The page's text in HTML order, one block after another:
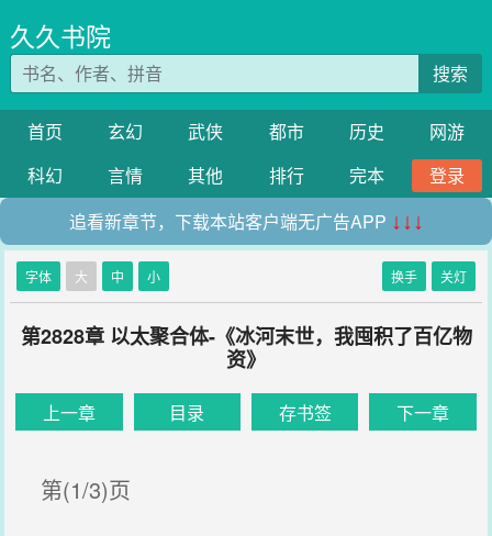
久久书院
搜索
首页 玄幻 武侠 都市 历史
网游
科幻
言情 其他 排行 完本
登录
追看新章节，下载本站客户端无广告APP ↓↓↓
字体 大 中 小 换手 关灯
第2828章 以太聚合体-《冰河末世，我囤积了百亿物
资》
上一章 目录 存书签 下一章
第(1/3)页